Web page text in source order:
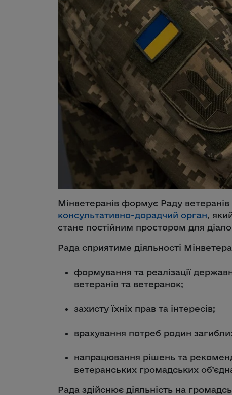
Мінветеранів формує Раду
консультативно-дорадчий орган,
стане постійним простором для
Рада сприятиме діяльності
формування та реалізації
ветеранів та ветеранок;
захисту їхніх прав та інтересів;
врахування потреб родин
напрацювання рішень та
ветеранських громадських
Рада здійснює діяльність на